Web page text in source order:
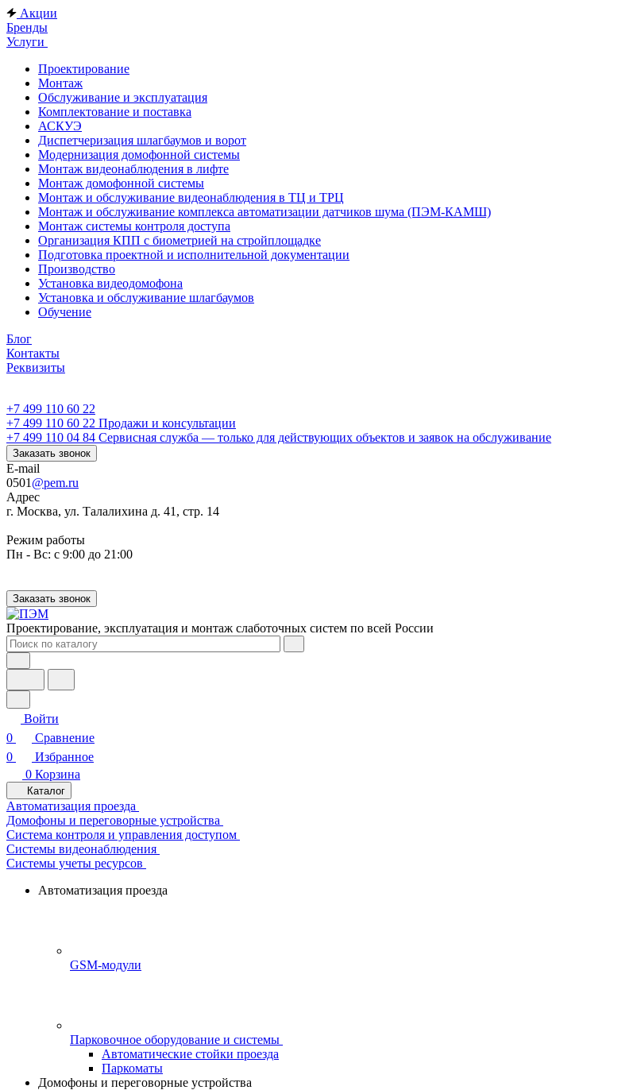
Акции
Бренды
Услуги
Проектирование
Монтаж
Обслуживание и эксплуатация
Комплектование и поставка
АСКУЭ
Диспетчеризация шлагбаумов и ворот
Модернизация домофонной системы
Монтаж видеонаблюдения в лифте
Монтаж домофонной системы
Монтаж и обслуживание видеонаблюдения в ТЦ и ТРЦ
Монтаж и обслуживание комплекса автоматизации датчиков шума (ПЭМ-КАМШ)
Монтаж системы контроля доступа
Организация КПП с биометрией на стройплощадке
Подготовка проектной и исполнительной документации
Производство
Установка видеодомофона
Установка и обслуживание шлагбаумов
Обучение
Блог
Контакты
Реквизиты
+7 499 110 60 22
+7 499 110 60 22 Продажи и консультации
+7 499 110 04 84 Сервисная служба — только для действующих объектов и заявок на обслуживание
Заказать звонок
E-mail
0501 @pem.ru
Адрес
г. Москва, ул. Талалихина д. 41, стр. 14
Режим работы
Пн - Вс: с 9:00 до 21:00
Заказать звонок
Проектирование, эксплуатация и монтаж слаботочных систем по всей России
Войти
0
Сравнение
0
Избранное
0 Корзина
Каталог
Автоматизация проезда
Домофоны и переговорные устройства
Система контроля и управления доступом
Системы видеонаблюдения
Системы учеты ресурсов
Автоматизация проезда
GSM-модули
Парковочное оборудование и системы
Автоматические стойки проезда
Паркоматы
Домофоны и переговорные устройства